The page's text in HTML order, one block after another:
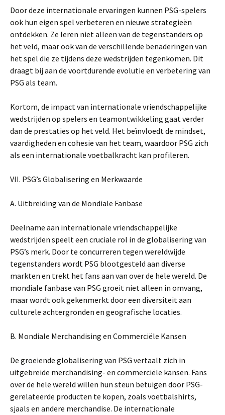
Door deze internationale ervaringen kunnen PSG-spelers
ook hun eigen spel verbeteren en nieuwe strategieën
ontdekken. Ze leren niet alleen van de tegenstanders op
het veld, maar ook van de verschillende benaderingen van
het spel die ze tijdens deze wedstrijden tegenkomen. Dit
draagt bij aan de voortdurende evolutie en verbetering van
PSG als team.
Kortom, de impact van internationale vriendschappelijke
wedstrijden op spelers en teamontwikkeling gaat verder
dan de prestaties op het veld. Het beïnvloedt de mindset,
vaardigheden en cohesie van het team, waardoor PSG zich
als een internationale voetbalkracht kan profileren.
VII. PSG’s Globalisering en Merkwaarde
A. Uitbreiding van de Mondiale Fanbase
Deelname aan internationale vriendschappelijke
wedstrijden speelt een cruciale rol in de globalisering van
PSG’s merk. Door te concurreren tegen wereldwijde
tegenstanders wordt PSG blootgesteld aan diverse
markten en trekt het fans aan van over de hele wereld. De
mondiale fanbase van PSG groeit niet alleen in omvang,
maar wordt ook gekenmerkt door een diversiteit aan
culturele achtergronden en geografische locaties.
B. Mondiale Merchandising en Commerciële Kansen
De groeiende globalisering van PSG vertaalt zich in
uitgebreide merchandising- en commerciële kansen. Fans
over de hele wereld willen hun steun betuigen door PSG-
gerelateerde producten te kopen, zoals voetbalshirts,
sjaals en andere merchandise. De internationale